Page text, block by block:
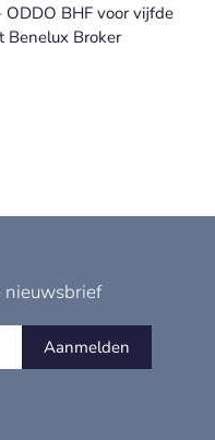
ODDO BHF voor vijfde
Benelux Broker
nieuwsbrief
Aanmelden